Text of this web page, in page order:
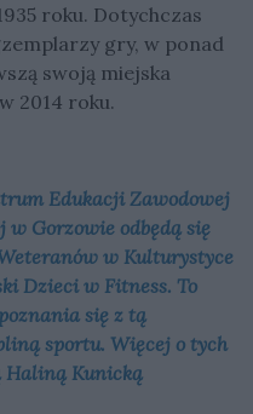
roku. Dotychczas
gry, w ponad
swoją miejska
2014 roku.
Edukacji Zawodowej
Gorzowie odbędą się
w Kulturystyce
Dzieci w Fitness. To
się z tą
sportu. Więcej o tych
Haliną Kunicką